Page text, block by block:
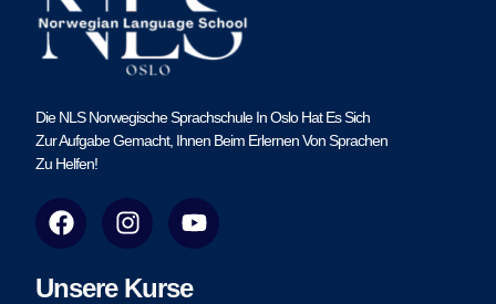
Die NLS Norwegische Sprachschule In Oslo Hat Es Sich
Zur Aufgabe Gemacht, Ihnen Beim Erlernen Von Sprachen
Zu Helfen!
F
a
e
I
n
t
Y
o
t
Unsere Kurse